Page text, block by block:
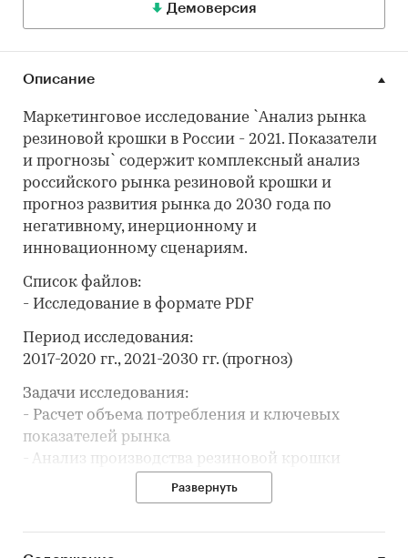
Демоверсия
Описание
Маркетинговое исследование `Анализ рынка
резиновой крошки в России - 2021. Показатели
и прогнозы` содержит комплексный анализ
российского рынка резиновой крошки и
прогноз развития рынка до 2030 года по
негативному, инерционному и
инновационному сценариям.
Список файлов:
- Исследование в формате PDF
Период исследования:
2017-2020 гг., 2021-2030 гг. (прогноз)
Задачи исследования:
- Расчет объема потребления и ключевых
показателей рынка
- Анализ производства резиновой крошки
- Составление рейтинга производителей
- Анализ импорта и экспорта
Развернуть